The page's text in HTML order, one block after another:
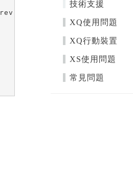
技術支援
XQ使用問題
XQ行動裝置
XS使用問題
常見問題